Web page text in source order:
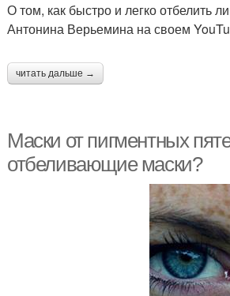
О том, как быстро и легко отбелить
Антонина Верьемина на своем
читать дальше →
Маски от пигментных
отбеливающие маски?